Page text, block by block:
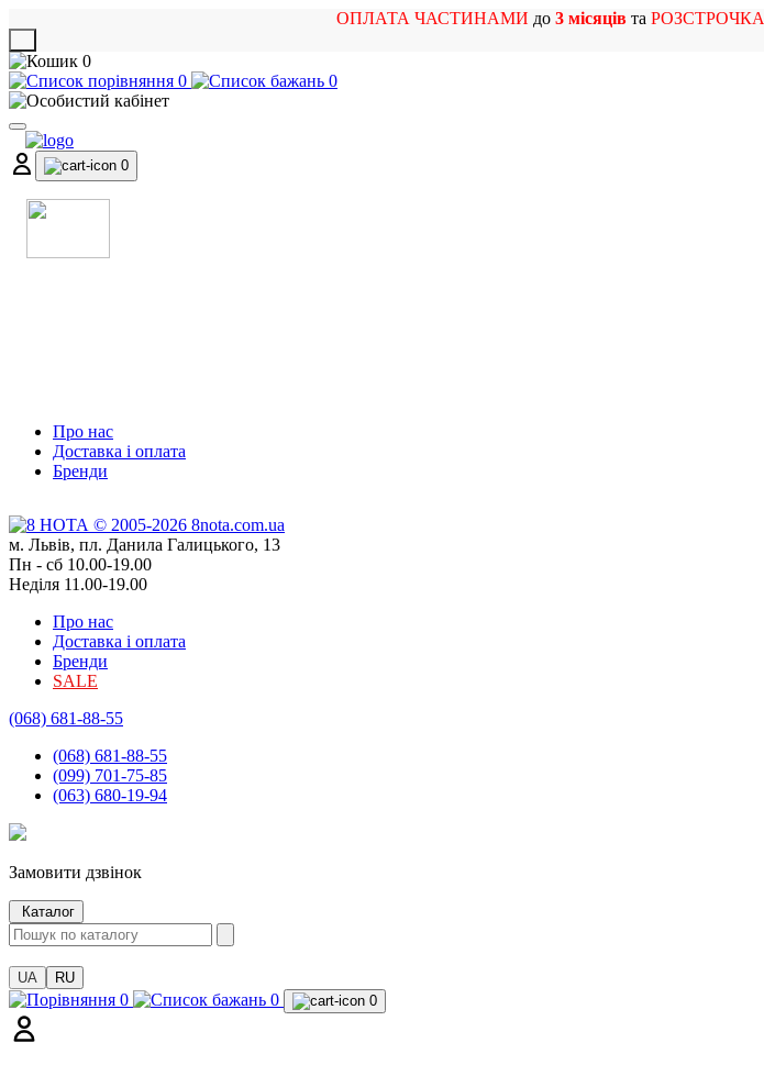
ОПЛАТА ЧАСТИНАМИ до 3 місяцівта РОЗСТРОЧКА
0
0
0
0
Про нас
Доставка і оплата
Бренди
м. Львів, пл. Данила Галицького, 13
Пн - сб 10.00-19.00
Неділя 11.00-19.00
Про нас
Доставка і оплата
Бренди
SALE
(068) 681-88-55
(068) 681-88-55
(099) 701-75-85
(063) 680-19-94
Замовити дзвінок
Каталог
UA RU
0 0 0